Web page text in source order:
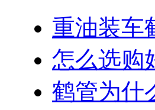
重油装车
怎么选购
鹤管为什